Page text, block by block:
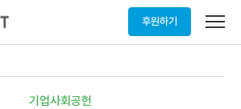
후원하기
메
열
기업사회공헌